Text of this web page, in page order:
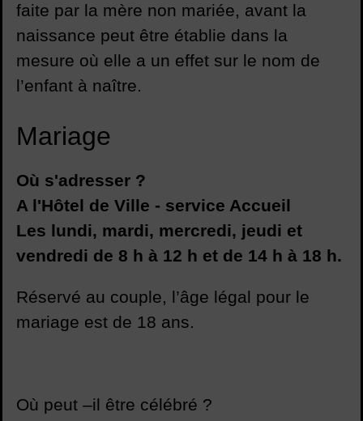
faite par la mère non mariée, avant la
naissance peut être établie dans la
mesure où elle a un effet sur le nom de
l’enfant à naître.
Mariage
Où s'adresser ?
A l'Hôtel de Ville - service Accueil
Les lundi, mardi, mercredi, jeudi et
vendredi de 8 h à 12 h et de 14 h à 18 h.
Réservé au couple, l’âge légal pour le
mariage est de 18 ans.
Où peut –il être célébré ?